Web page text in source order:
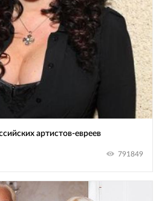
артистов-евреев
791849